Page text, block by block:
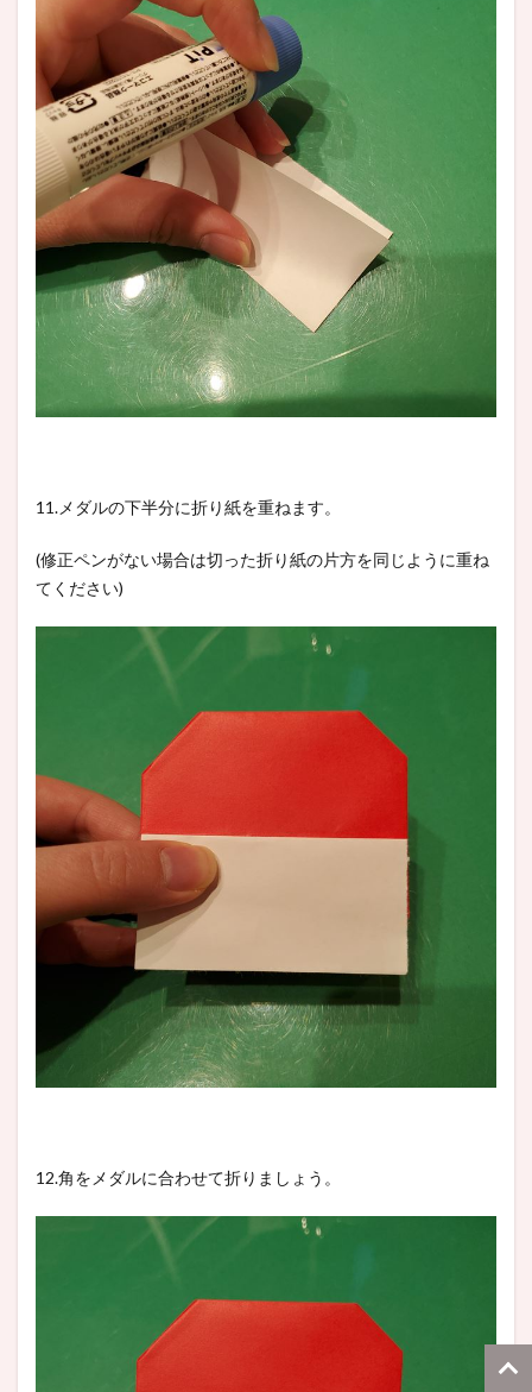
11.メダルの下半分に折り紙を重ねます。
(修正ペンがない場合は切った折り紙の片方を同じように重ね
てください)
12.角をメダルに合わせて折りましょう。